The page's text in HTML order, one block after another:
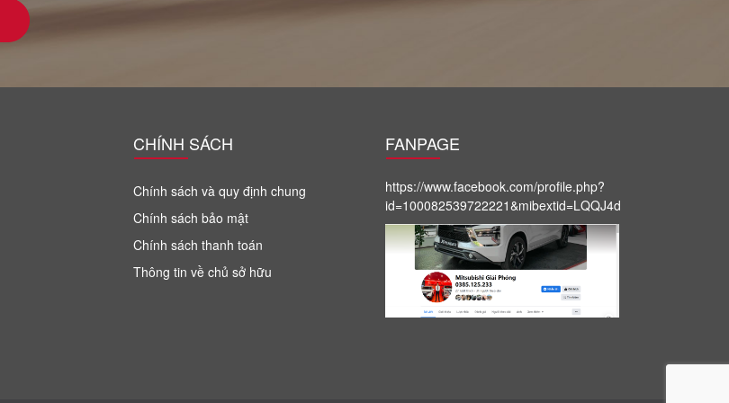
CHÍNH SÁCH
Chính sách và quy định chung
Chính sách bảo mật
Chính sách thanh toán
Thông tin về chủ sở hữu
FANPAGE
https://www.facebook.com/profile.php?
id=100082539722221&mibextid=LQQJ4d